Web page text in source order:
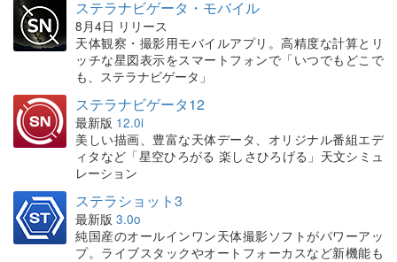
ステラナビゲータ・モバイル
8月4日 リリース
天体観察・撮影用モバイルアプリ。高精度な計算とリ
ッチな星図表示をスマートフォンで「いつでもどこで
も、ステラナビゲータ」
ステラナビゲータ12
最新版 12.0i
美しい描画、豊富な天体データ、オリジナル番組エデ
ィタなど「星空ひろがる 楽しさひろげる」天文シミュ
レーション
ステラショット3
最新版 3.0o
純国産のオールインワン天体撮影ソフトがパワーアッ
プ。ライブスタックやオートフォーカスなど新機能も